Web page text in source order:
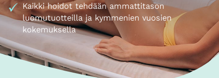
Kaikki hoidot tehdään ammattitason
luomutuotteilla ja kymmenien vuosien
kokemuksella